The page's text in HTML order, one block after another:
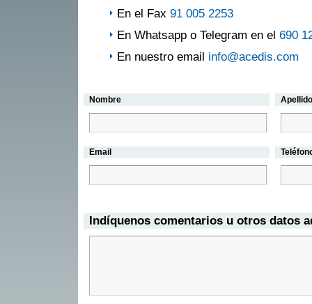
En el Fax 91 005 2253
En Whatsapp o Telegram en el 690
En nuestro email info@acedis.com
Nombre
Email
Indíquenos comentarios u otros datos